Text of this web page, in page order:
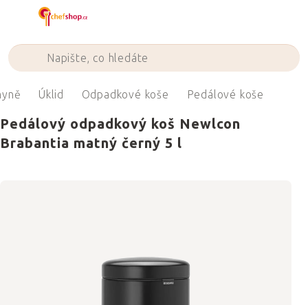
Úklid Odpadkové koše Pedálové koše
Pedálový odpadkový koš Newlcon
Brabantia matný černý 5 l